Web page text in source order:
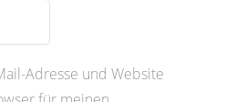
Adresse und Website